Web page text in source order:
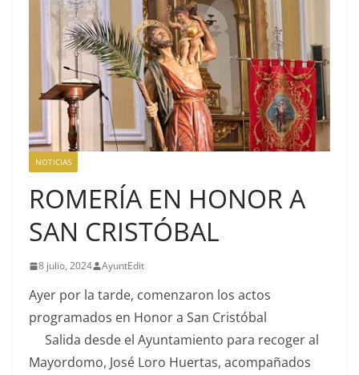
NOTICIAS
ROMERÍA EN HONOR A
SAN CRISTÓBAL
8 julio, 2024 AyuntEdit
Ayer por la tarde, comenzaron los actos
programados en Honor a San Cristóbal
Salida desde el Ayuntamiento para recoger al
Mayordomo, José Loro Huertas, acompañados